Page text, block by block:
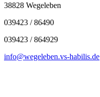
38828 Wegeleben
039423 / 86490
039423 / 864929
info@wegeleben.vs-habilis.de